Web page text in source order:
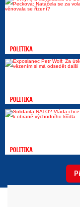
POLITIKA
POLITIKA
POLITIKA